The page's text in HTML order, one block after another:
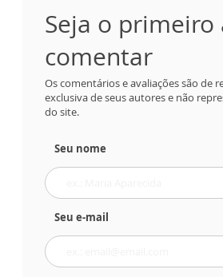
Seja o primeiro
comentar
Os comentários e avaliações são de
exclusiva de seus autores e não
do site.
Seu nome
Seu e-mail